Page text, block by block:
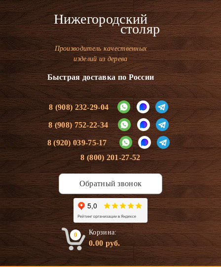
Нижегородский
столяр
Производитель качественных
изделий из дерева
Быстрая доставка по России
8 (908) 232-29-04
8 (908) 752-22-34
8 (920) 039-75-17
8 (800) 201-27-52
Обратный звонок
0 Корзина:
0.00руб.